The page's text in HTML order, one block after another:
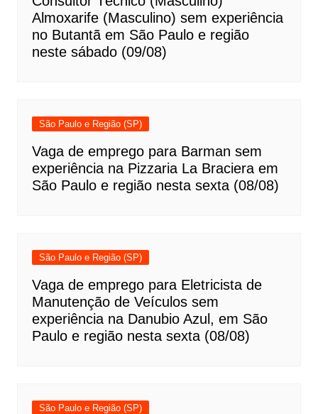
Almoxarife (Masculino) sem experiência
no Butantã em São Paulo e região
neste sábado (09/08)
São Paulo e Região (SP)
Vaga de emprego para Barman sem
experiência na Pizzaria La Braciera em
São Paulo e região nesta sexta (08/08)
São Paulo e Região (SP)
Vaga de emprego para Eletricista de
Manutenção de Veículos sem
experiência na Danubio Azul, em São
Paulo e região nesta sexta (08/08)
São Paulo e Região (SP)